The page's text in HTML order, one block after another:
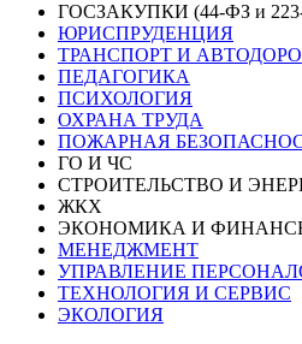
ГОСЗАКУПКИ (44-ФЗ и
ЮРИСПРУДЕНЦИЯ
ТРАНСПОРТ И
ПЕДАГОГИКА
ПСИХОЛОГИЯ
ОХРАНА ТРУДА
ПОЖАРНАЯ
ГО И ЧС
СТРОИТЕЛЬСТВО И
ЖКХ
ЭКОНОМИКА И
МЕНЕДЖМЕНТ
УПРАВЛЕНИЕ
ТЕХНОЛОГИЯ И СЕРВИС
ЭКОЛОГИЯ